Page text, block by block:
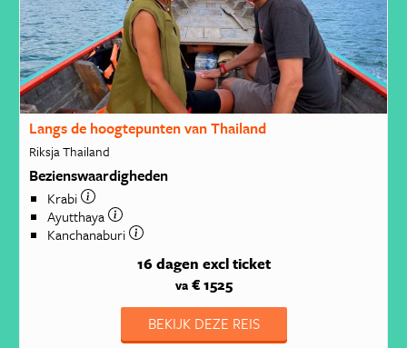
Langs de hoogtepunten van Thailand
Riksja Thailand
Bezienswaardigheden
Krabi
Ayutthaya
Kanchanaburi
16 dagen excl ticket
va€ 1525
BEKIJK DEZE REIS